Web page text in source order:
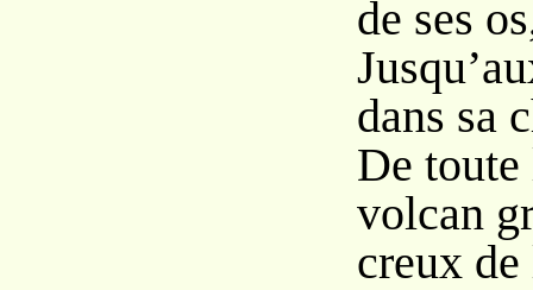
de ses
dans sa
De
volcan
creux